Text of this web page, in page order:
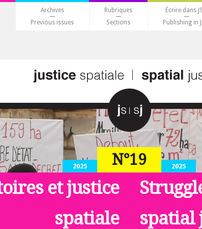
Archives
Previous issues
Rubriques
Sections
Écrire dans
Publishing in
2025 N°19 2025
et justice
spatiale
spatial